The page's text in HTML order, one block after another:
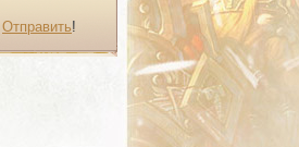
Отправить!